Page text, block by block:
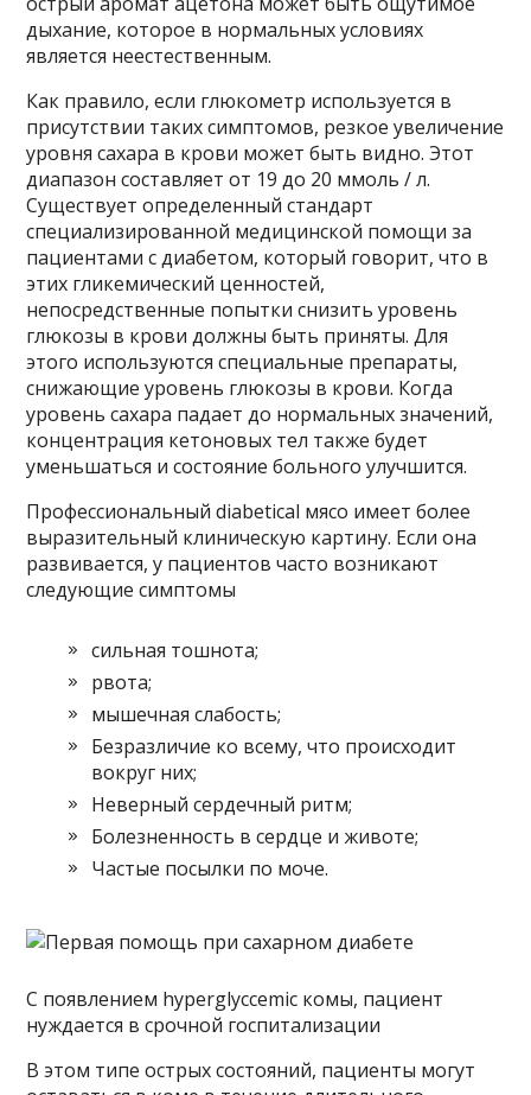
дыхание, которое в нормальных условиях
является неестественным.
Как правило, если глюкометр используется в
присутствии таких симптомов, резкое увеличение
уровня сахара в крови может быть видно. Этот
диапазон составляет от 19 до 20 ммоль / л.
Существует определенный стандарт
специализированной медицинской помощи за
пациентами с диабетом, который говорит, что в
этих гликемический ценностей,
непосредственные попытки снизить уровень
глюкозы в крови должны быть приняты. Для
этого используются специальные препараты,
снижающие уровень глюкозы в крови. Когда
уровень сахара падает до нормальных значений,
концентрация кетоновых тел также будет
уменьшаться и состояние больного улучшится.
Профессиональный diabetical мясо имеет более
выразительный клиническую картину. Если она
развивается, у пациентов часто возникают
следующие симптомы
сильная тошнота;
рвота;
мышечная слабость;
Безразличие ко всему, что происходит
вокруг них;
Неверный сердечный ритм;
Болезненность в сердце и животе;
Частые посылки по моче.
С появлением hyperglyccemic комы, пациент
нуждается в срочной госпитализации
В этом типе острых состояний, пациенты могут